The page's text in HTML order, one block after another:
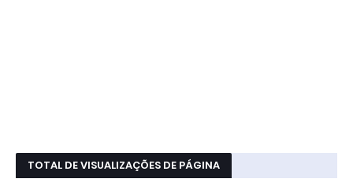
TOTAL DE VISUALIZAÇÕES DE PÁGINA